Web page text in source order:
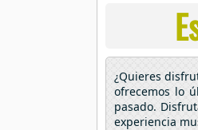
¿Quieres
ofrecemos lo
pasado.
experiencia